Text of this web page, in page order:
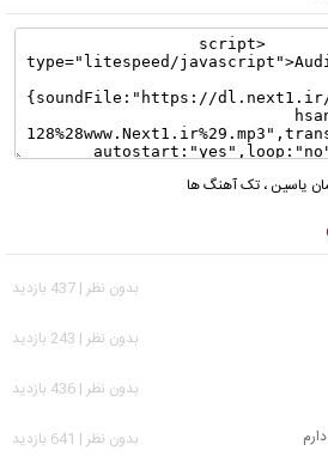
یاسین ، تک آهنگ ها
بدون نظر | 437 بازدید
بدون نظر | 243 بازدید
بدون نظر | 436 بازدید
بدون نظر | 641 بازدید